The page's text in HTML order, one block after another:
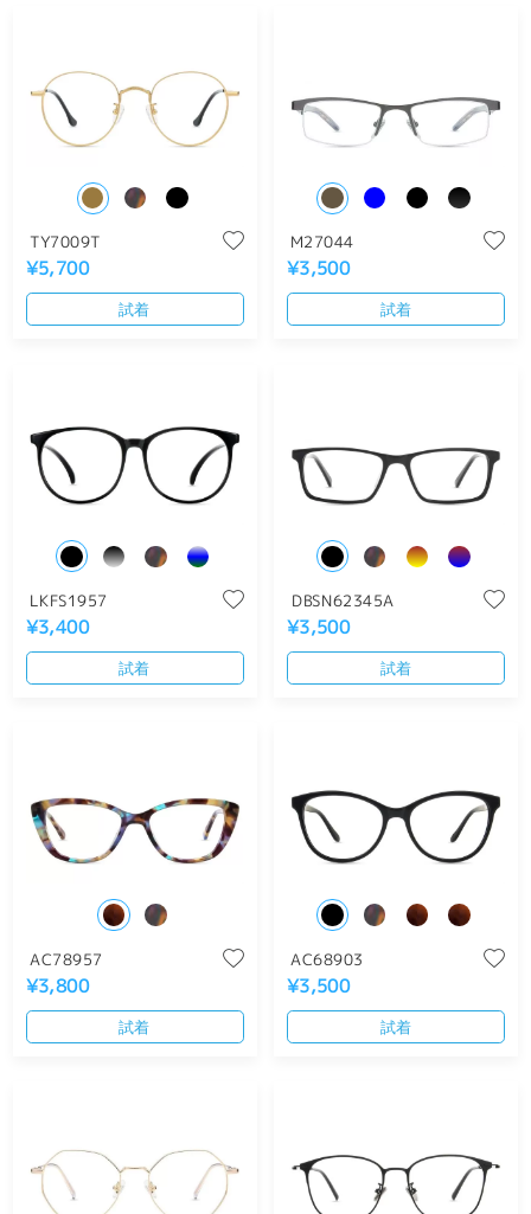
TY7009T
¥5,700
試着
M27044
¥3,500
試着
LKFS1957
¥3,400
試着
DBSN62345A
¥3,500
試着
AC78957
¥3,800
試着
AC68903
¥3,500
試着